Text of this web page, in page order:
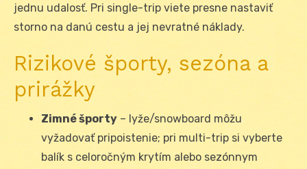
jednu udalosť. Pri single-trip viete presne nastaviť
storno na danú cestu a jej nevratné náklady.
Rizikové športy, sezóna a
prirážky
Zimné športy – lyže/snowboard môžu
vyžadovať pripoistenie; pri multi-trip si vyberte
balík s celoročným krytím alebo sezónnym